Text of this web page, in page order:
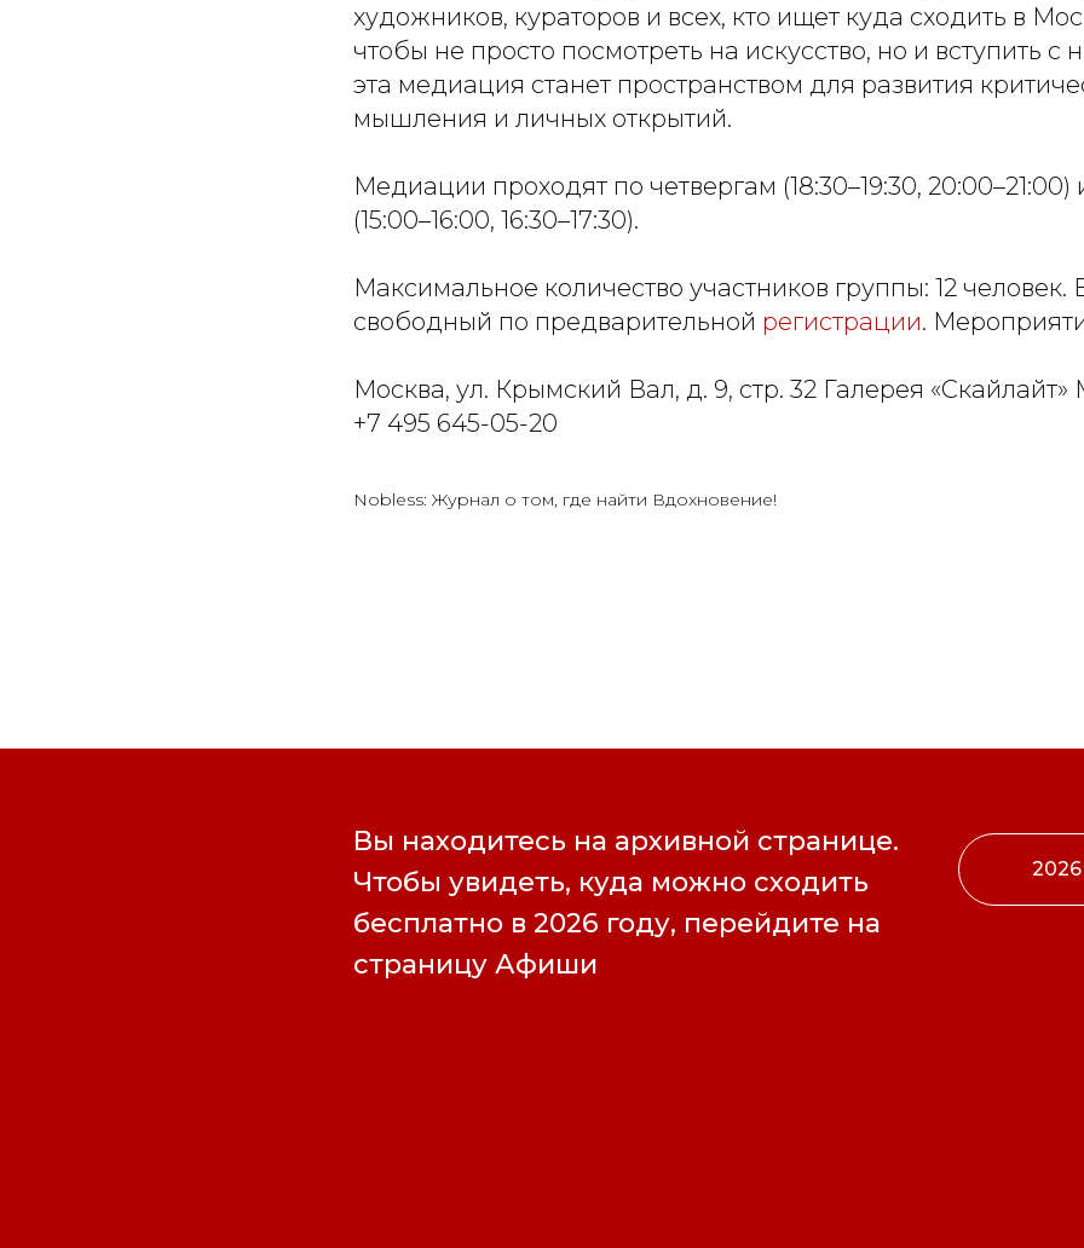
художников, кураторов и всех, кто ищет куда сходить в
чтобы не просто посмотреть на искусство, но и вступить с
эта медиация станет пространством для развития
мышления и личных открытий.
Медиации проходят по четвергам (18:30–19:30,
(15:00–16:00, 16:30–17:30).
Максимальное количество участников группы: 12 человек.
свободный по предварительной регистрации.
Москва, ул. Крымский Вал, д. 9, стр. 32 Галерея «Скайлайт»
+7 495 645-05-20
Nobless: Журнал о том, где найти Вдохновение!
Вы находитесь на архивной странице.
Чтобы увидеть, куда можно сходить
бесплатно в 2026 году, перейдите на
страницу Афиши
2026